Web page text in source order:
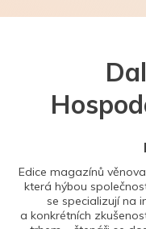
Edice magazínů
která hýbou
se specializují na
a konkrétních